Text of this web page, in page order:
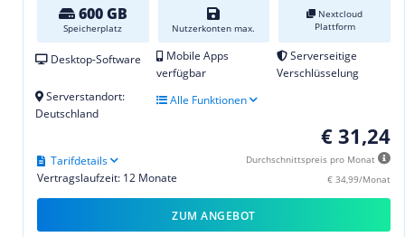
600 GB
Speicherplatz Nutzerkonten max.
Nextcloud
Plattform
Desktop-Software
Mobile Apps
verfügbar
Serverseitige
Verschlüsselung
Serverstandort:
Deutschland
Alle Funktionen
€ 31,24
Durchschnittspreis pro Monat
€ 34,99/Monat
Vertragslaufzeit: 12 Monate
Tarifdetails
ZUM ANGEBOT